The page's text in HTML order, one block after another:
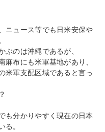
ニュース等でも日米安保や
ぶのは沖縄であるが、
布にも米軍基地があり、
米軍支配区域であると言っ
も分かりやすく現在の日本
る。